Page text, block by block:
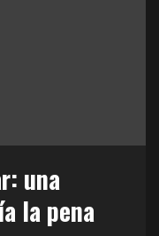
una
la pena